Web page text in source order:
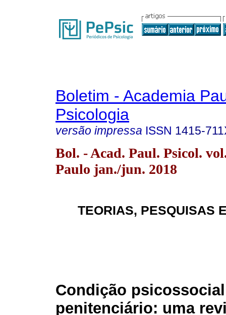
Boletim - Academia
Psicologia
versão impressa ISSN 1415-
Bol. - Acad. Paul. Psicol.
Paulo jan./jun. 2018
TEORIAS, PESQUISAS
Condição
penitenciário: uma